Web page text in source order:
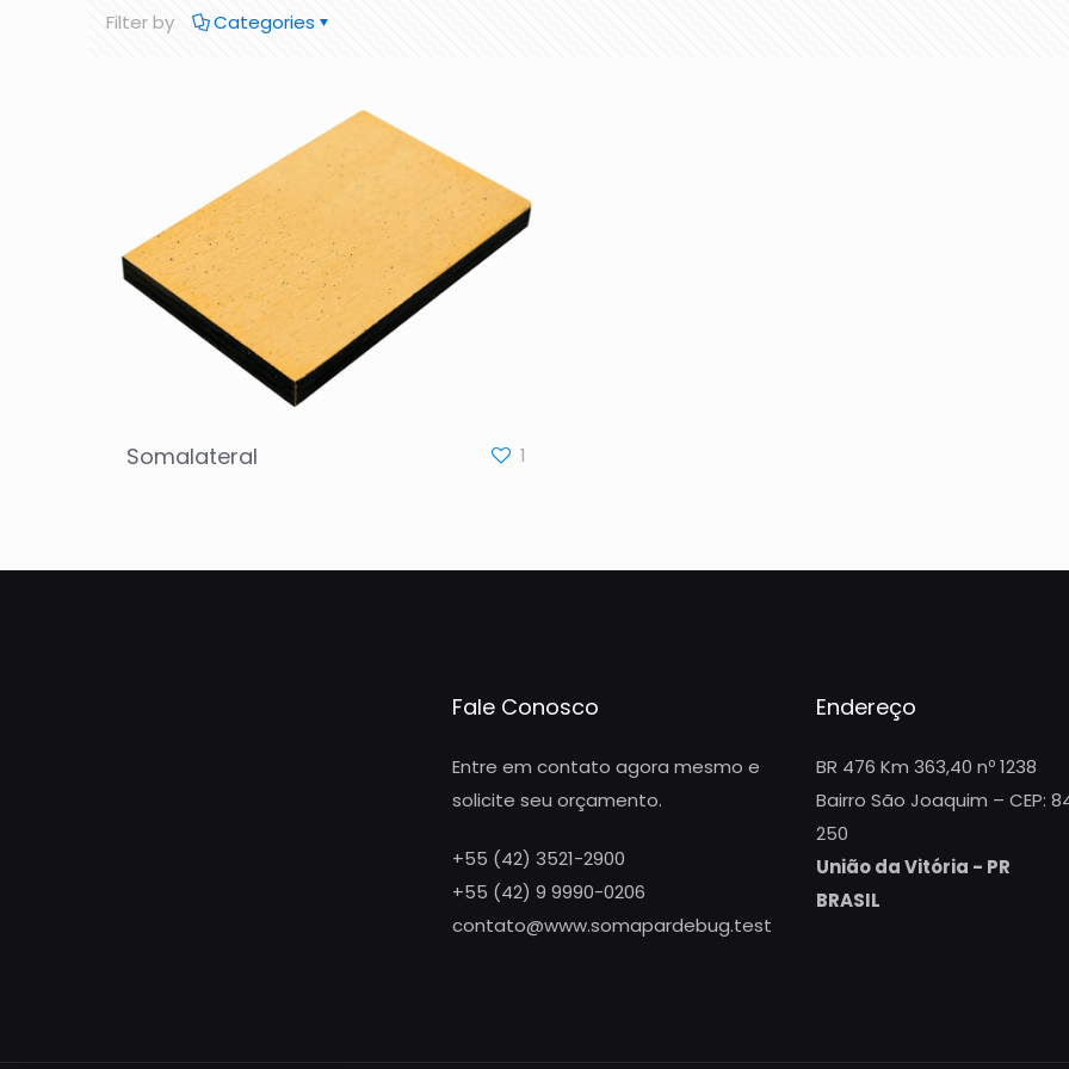
Filter by
Categories
Somalateral 1
Fale Conosco
Entre em contato agora mesmo e
solicite seu orçamento.
+55 (42) 3521-2900
+55 (42) 9 9990-0206
contato@www.somapardebug.test
Endereço
BR 476 Km 363,40 nº 1238
Bairro São Joaquim – CEP:
250
União da Vitória - PR
BRASIL